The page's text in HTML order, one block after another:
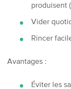
produisent
Vider
Rincer
Avantages :
Éviter les